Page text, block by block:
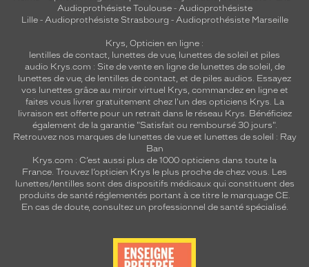
Audioprothésiste Toulouse- Audioprothésiste
Lille- Audioprothésiste Strasbourg - Audioprothésiste Marseille
Krys, Opticien en ligne :
lentilles de contact, lunettes de vue, lunettes de soleil et piles
audio Krys.com : Site de vente en ligne de lunettes de soleil, de
lunettes de vue, de lentilles de contact, et de piles audios. Essayez
vos lunettes grâce au miroir virtuel Krys, commandez en ligne et
faites vous livrer gratuitement chez l'un des opticiens Krys. La
livraison est offerte pour un retrait dans le réseau Krys. Bénéficiez
également de la garantie "Satisfait ou remboursé 30 jours".
Retrouvez nos marques de lunettes de vue et lunettes de soleil : Ray
Ban
Krys.com : C’est aussi plus de 1000 opticiens dans toute la
France. Trouvez l’opticien Krys le plus proche de chez vous. Les
lunettes/lentilles sont des dispositifs médicaux qui constituent des
produits de santé réglementés portant à ce titre le marquage CE.
En cas de doute, consultez un professionnel de santé spécialisé.